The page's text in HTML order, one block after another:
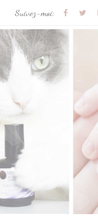
Suivez-moi: